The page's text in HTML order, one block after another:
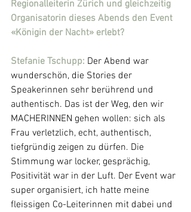
Regionalleiterin Zürich und gleichzeitig
Organisatorin dieses Abends den Event
«Königin der Nacht» erlebt?
Stefanie Tschupp: Der Abend war
wunderschön, die Stories der
Speakerinnen sehr berührend und
authentisch. Das ist der Weg, den wir
MACHERINNEN gehen wollen: sich als
Frau verletzlich, echt, authentisch,
tiefgründig zeigen zu dürfen. Die
Stimmung war locker, gesprächig,
Positivität war in der Luft. Der Event war
super organisiert, ich hatte meine
fleissigen Co-Leiterinnen mit dabei und